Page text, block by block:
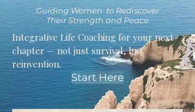
Guiding Women to Rediscover
Their Strength and Peace
Integrative Life Coaching for your next
chapter — not just survival, but
reinvention.
Start Here